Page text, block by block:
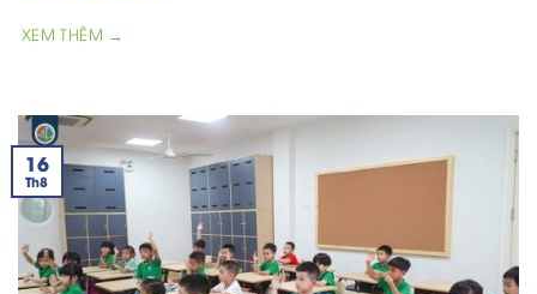
XEM THÊM →
16
Th8